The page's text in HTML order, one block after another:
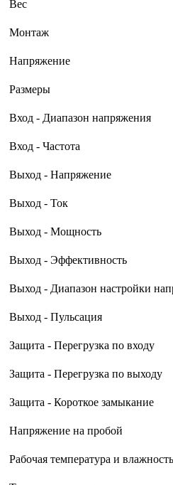
Вес
Монтаж
Напряжение
Размеры
Вход - Диапазон напряжения
Вход - Частота
Выход - Напряжение
Выход - Ток
Выход - Мощность
Выход - Эффективность
Выход - Диапазон настройки
Выход - Пульсация
Защита - Перегрузка по входу
Защита - Перегрузка по выходу
Защита - Короткое замыкание
Напряжение на пробой
Рабочая температура и влажность